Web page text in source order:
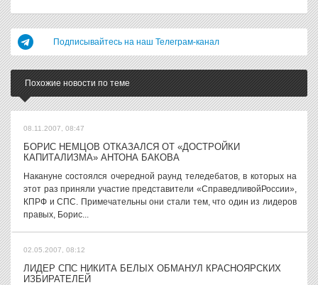
Подписывайтесь на наш Телеграм-канал
Похожие новости по теме
08.11.2007, 08:47
БОРИС НЕМЦОВ ОТКАЗАЛСЯ ОТ «ДОСТРОЙКИ
КАПИТАЛИЗМА» АНТОНА БАКОВА
Накануне состоялся очередной раунд теледебатов, в которых на
этот раз приняли участие представители «СправедливойРоссии»,
КПРФ и СПС. Примечательны они стали тем, что один из лидеров
правых, Борис...
02.05.2007, 08:12
ЛИДЕР СПС НИКИТА БЕЛЫХ ОБМАНУЛ КРАСНОЯРСКИХ
ИЗБИРАТЕЛЕЙ